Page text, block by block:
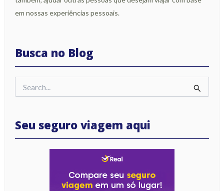
em nossas experiências pessoais.
Busca no Blog
Pesquisar
por:
Seu seguro viagem aqui